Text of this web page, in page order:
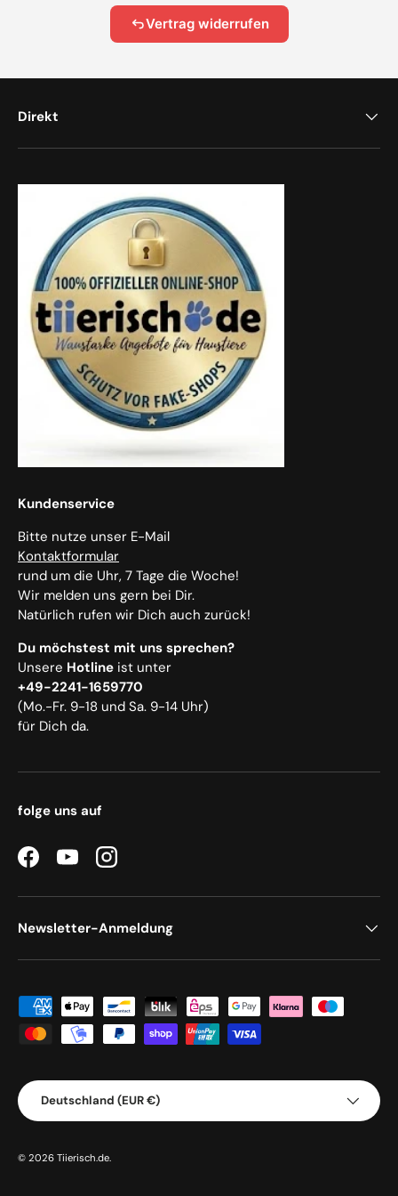
Vertrag widerrufen
Direkt
Kundenservice
Bitte nutze unser E-Mail
Kontaktformular
rund um die Uhr, 7 Tage die Woche!
Wir melden uns gern bei Dir.
Natürlich rufen wir Dich auch zurück!
Du möchstest mit uns sprechen?
Unsere Hotline ist unter
+49-2241-1659770
(Mo.-Fr. 9-18 und Sa. 9-14 Uhr)
für Dich da.
folge uns auf
FacebookYouTubeInstagram
Newsletter-Anmeldung
Zahlungsmethoden
Land/Region
Deutschland (EUR €)
© 2026 Tiierisch.de